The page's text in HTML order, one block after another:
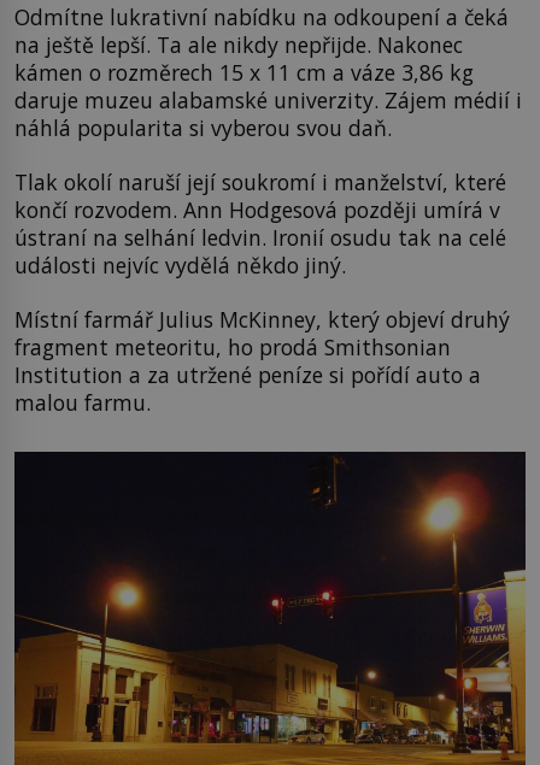
Odmítne lukrativní nabídku na odkoupení a čeká
na ještě lepší. Ta ale nikdy nepřijde. Nakonec
kámen o rozměrech 15 x 11 cm a váze 3,86 kg
daruje muzeu alabamské univerzity. Zájem médií i
náhlá popularita si vyberou svou daň.
Tlak okolí naruší její soukromí i manželství, které
končí rozvodem. Ann Hodgesová později umírá v
ústraní na selhání ledvin. Ironií osudu tak na celé
události nejvíc vydělá někdo jiný.
Místní farmář Julius McKinney, který objeví druhý
fragment meteoritu, ho prodá Smithsonian
Institution a za utržené peníze si pořídí auto a
malou farmu.